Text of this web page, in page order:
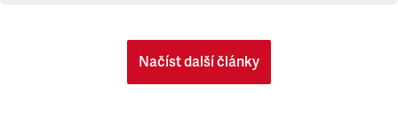
Načíst další články